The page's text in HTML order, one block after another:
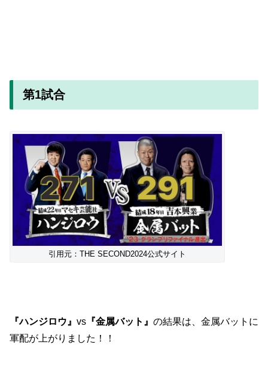
第1試合
引用元：THE SECOND2024公式サイト
『ハンジロウ』 vs 『金属バット』 の結果は、金属バットに
軍配が上がりました！！